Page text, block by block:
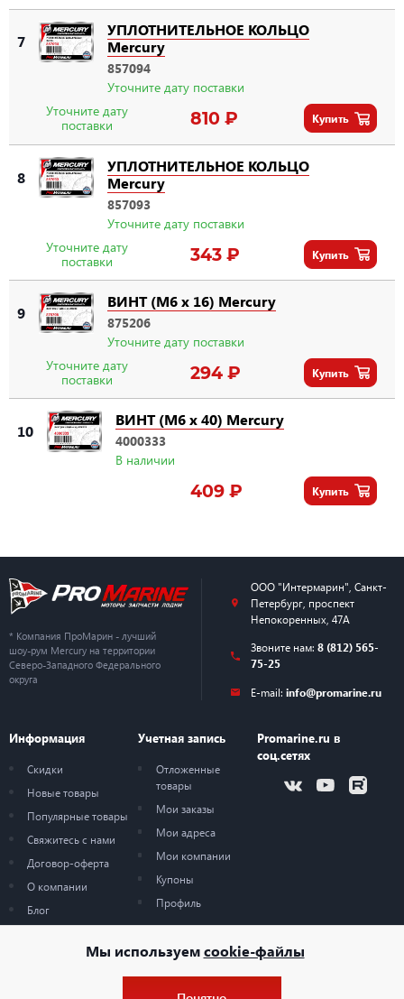
7
УПЛОТНИТЕЛЬНОЕ КОЛЬЦО
Mercury
857094
Уточните дату поставки
Уточните дату
поставки
810 ₽ Купить
8
УПЛОТНИТЕЛЬНОЕ КОЛЬЦО
Mercury
857093
Уточните дату поставки
Уточните дату
поставки
343 ₽ Купить
9
ВИНТ (M6 x 16) Mercury
875206
Уточните дату поставки
Уточните дату
поставки
294 ₽ Купить
10
ВИНТ (M6 x 40) Mercury
4000333
В наличии
409 ₽ Купить
Мы используемcookie-файлы
* Компания ПроМарин - лучший
шоу-рум Mercury на территории
Северо-Западного Федерального
округа
ООО "Интермарин" Санкт-
Петербург, проспект
Непокоренных, 47А
Звоните нам: 8 (812) 565-
75-25
E-mail: info@promarine.ru
Информация
Скидки
Новые товары
Популярные товары
Свяжитесь с нами
Договор-оферта
О компании
Блог
Учетная запись
Отложенные
товары
Мои заказы
Мои адреса
Мои компании
Купоны
Профиль
Promarine.ru в
соц.сетях